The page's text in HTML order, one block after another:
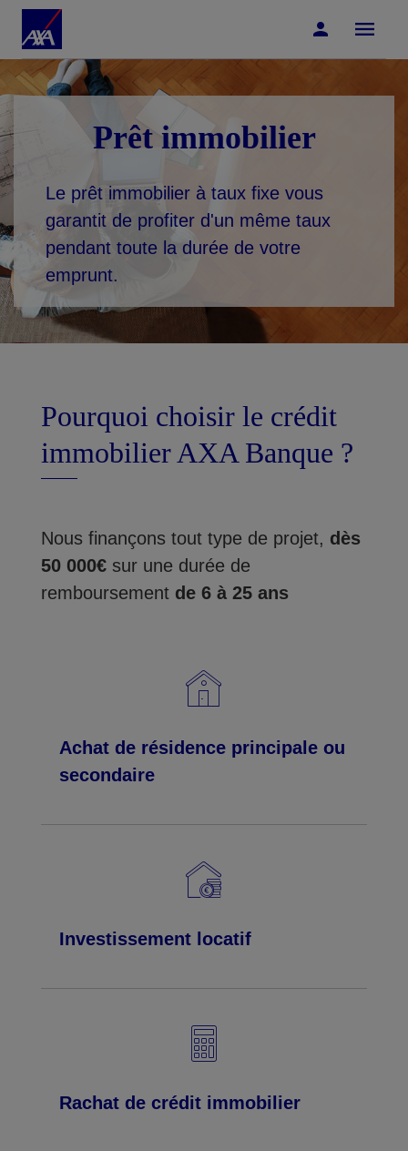
Accéder au Contenu
Prêt immobilier
Le prêt immobilier à taux fixe vous
garantit de profiter d'un même taux
pendant toute la durée de votre
emprunt.
Pourquoi choisir le crédit
immobilier AXA Banque ?
Nous finançons tout type de projet, dès
50 000€ sur une durée de
remboursement de 6 à 25 ans
Achat de résidence principale ou
secondaire
Investissement locatif
Rachat de crédit immobilier